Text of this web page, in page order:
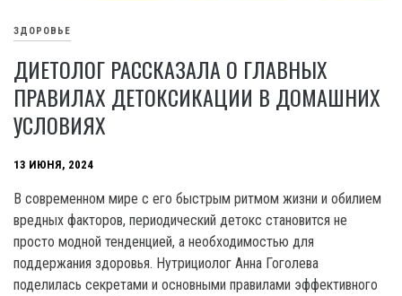
ЗДОРОВЬЕ
ДИЕТОЛОГ РАССКАЗАЛА О ГЛАВНЫХ
ПРАВИЛАХ ДЕТОКСИКАЦИИ В ДОМАШНИХ
УСЛОВИЯХ
13 ИЮНЯ, 2024
В современном мире с его быстрым ритмом жизни и обилием
вредных факторов, периодический детокс становится не
просто модной тенденцией, а необходимостью для
поддержания здоровья. Нутрициолог Анна Гоголева
поделилась секретами и основными правилами эффективного